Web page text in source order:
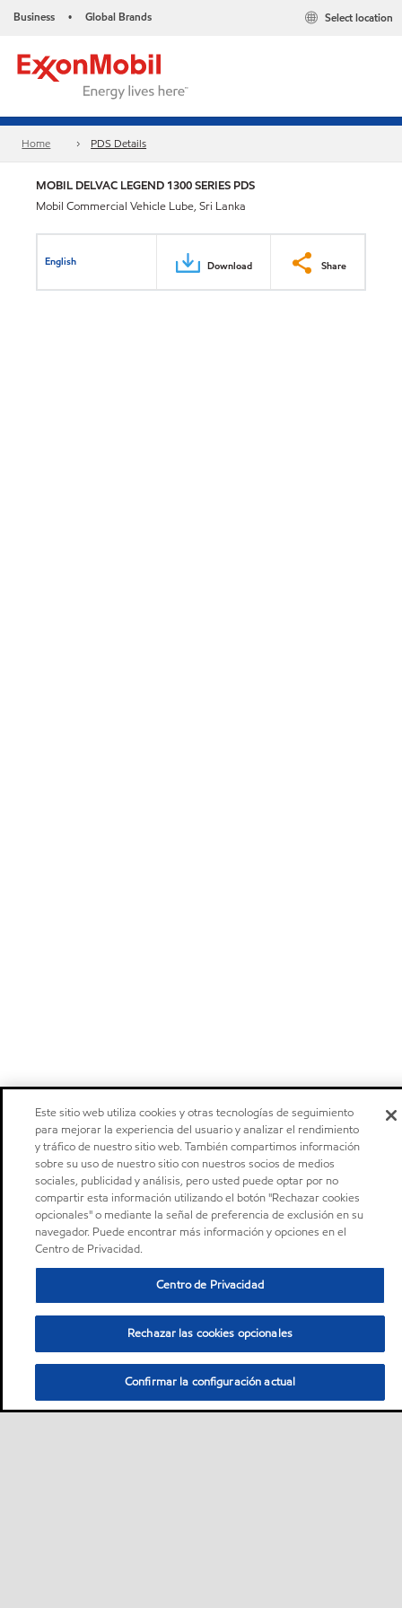
Business • Global Brands Select location
Home PDS Details
MOBIL DELVAC LEGEND 1300 SERIES PDS
Mobil Commercial Vehicle Lube, Sri Lanka
English Download Share
Este sitio web utiliza cookies y otras tecnologías de seguimiento
para mejorar la experiencia del usuario y analizar el rendimiento
y tráfico de nuestro sitio web. También compartimos información
sobre su uso de nuestro sitio con nuestros socios de medios
sociales, publicidad y análisis, pero usted puede optar por no
compartir esta información utilizando el botón "Rechazar cookies
opcionales" o mediante la señal de preferencia de exclusión en su
navegador. Puede encontrar más información y opciones en el
Centro de Privacidad.
Centro de Privacidad
Rechazar las cookies opcionales
Confirmar la configuración actual